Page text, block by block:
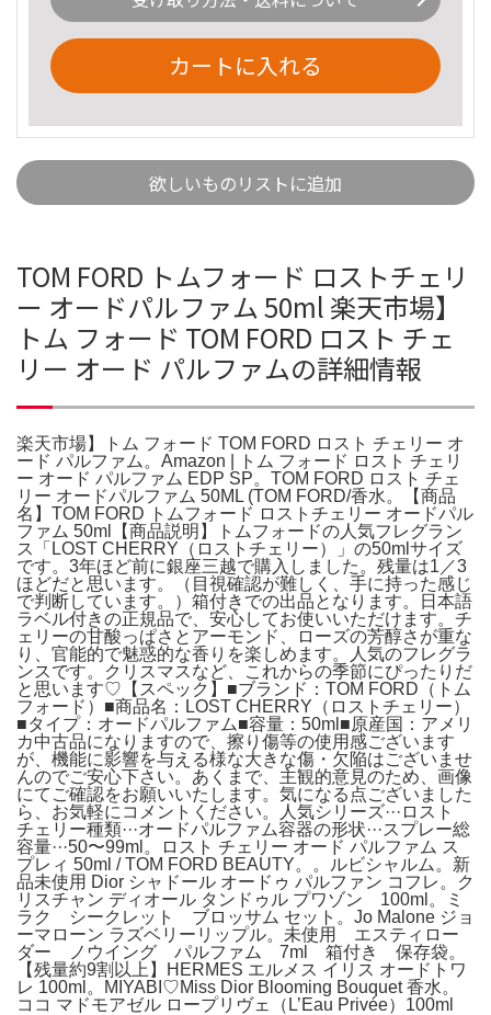
カートに入れる
欲しいものリストに追加
TOM FORD トムフォード ロストチェリ
ー オードパルファム 50ml 楽天市場】
トム フォード TOM FORD ロスト チェ
リー オード パルファムの詳細情報
楽天市場】トム フォード TOM FORD ロスト チェリー オ
ード パルファム。Amazon | トム フォード ロスト チェリ
ー オード パルファム EDP SP。TOM FORD ロスト チェ
リー オードパルファム 50ML (TOM FORD/香水。【商品
名】TOM FORD トムフォード ロストチェリー オードパル
ファム 50ml【商品説明】トムフォードの人気フレグラン
ス「LOST CHERRY（ロストチェリー）」の50mlサイズ
です。3年ほど前に銀座三越で購入しました。残量は1／3
ほどだと思います。（目視確認が難しく、手に持った感じ
で判断しています。）箱付きでの出品となります。日本語
ラベル付きの正規品で、安心してお使いいただけます。チ
ェリーの甘酸っぱさとアーモンド、ローズの芳醇さが重な
り、官能的で魅惑的な香りを楽しめます。人気のフレグラ
ンスです。クリスマスなど、これからの季節にぴったりだ
と思います♡【スペック】■ブランド：TOM FORD（トム
フォード）■商品名：LOST CHERRY（ロストチェリー）
■タイプ：オードパルファム■容量：50ml■原産国：アメリ
カ中古品になりますので、擦り傷等の使用感ございます
が、機能に影響を与える様な大きな傷・欠陥はございませ
んのでご安心下さい。あくまで、主観的意見のため、画像
にてご確認をお願いいたします。気になる点ございました
ら、お気軽にコメントください。人気シリーズ···ロスト
チェリー種類···オードパルファム容器の形状···スプレー総
容量···50〜99ml。ロスト チェリー オード パルファム ス
プレィ 50ml / TOM FORD BEAUTY。。ルビシャルム。新
品未使用 Dior シャドール オードゥ パルファン コフレ。ク
リスチャン ディオール タンドゥル プワゾン 100ml。ミ
ラク シークレット ブロッサム セット。Jo Malone ジョ
ーマローン ラズベリーリップル。未使用 エスティロー
ダー ノウイング パルファム 7ml 箱付き 保存袋。
【残量約9割以上】HERMES エルメス イリス オードトワ
レ 100ml。MIYABI♡Miss Dior Blooming Bouquet 香水。
ココ マドモアゼル ロープリヴェ（L’Eau Privée）100ml